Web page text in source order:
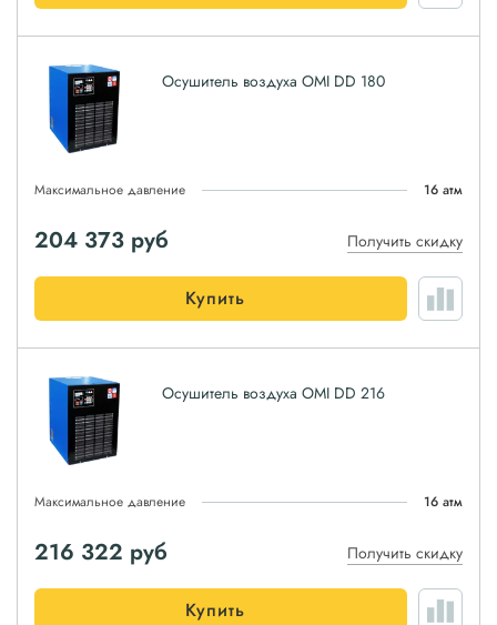
Осушитель воздуха OMI DD 180
Максимальное давление 16 атм
204 373 руб Получить скидку
Купить
Осушитель воздуха OMI DD 216
Максимальное давление 16 атм
216 322 руб Получить скидку
Купить